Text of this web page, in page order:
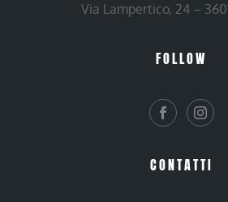
Via Lampertico, 24 –
FOLLOW
CONTATTI